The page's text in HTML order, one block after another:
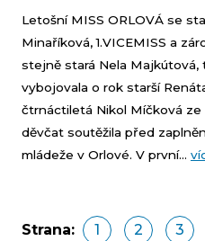
Letošní MISS ORLOVÁ se
Minaříková, 1.VICEMISS a
stejně stará Nela Majkútová,
vybojovala o rok starší
čtrnáctiletá Nikol Míčková ze
děvčat soutěžila před
mládeže v Orlové. V první...
Strana: 1 2 3